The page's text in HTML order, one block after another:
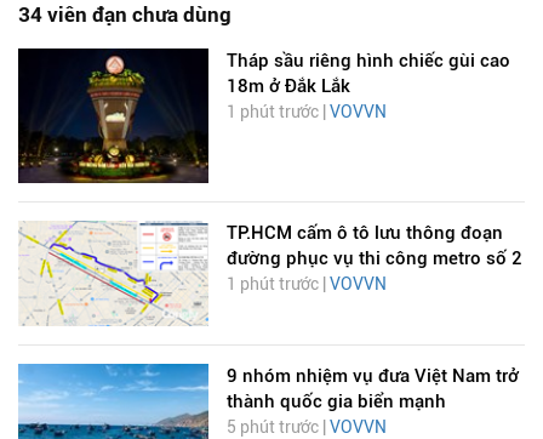
34 viên đạn chưa dùng
Tháp sầu riêng hình chiếc gùi cao
18m ở Đắk Lắk
1 phút trước | VOVVN
TP.HCM cấm ô tô lưu thông đoạn
đường phục vụ thi công metro số 2
1 phút trước |VOVVN
9 nhóm nhiệm vụ đưa Việt Nam trở
thành quốc gia biển mạnh
5 phút trước | VOVVN